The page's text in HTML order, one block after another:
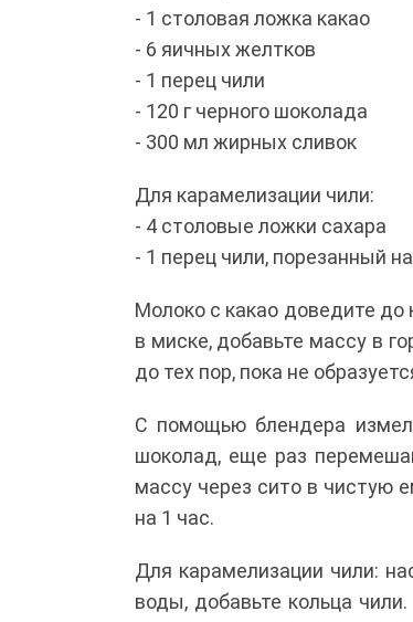
- 1 столовая ложка какао
- 6 яичных желтков
- 1 перец чили
- 120 г черного шоколада
- 300 мл жирных сливок
Для карамелизации чили:
- 4 столовые ложки сахара
- 1 перец чили, порезанный
Молоко с какао доведите
в миске, добавьте массу в
до тех пор, пока не
С помощью блендера
шоколад, еще раз
массу через сито в чистую
на 1 час.
Для карамелизации чили:
воды, добавьте кольца